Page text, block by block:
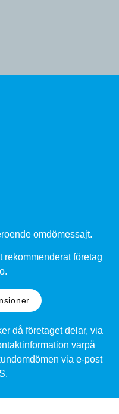
omdömessajt.
rekommenderat företag
då företaget delar, via
varpå
via e-post